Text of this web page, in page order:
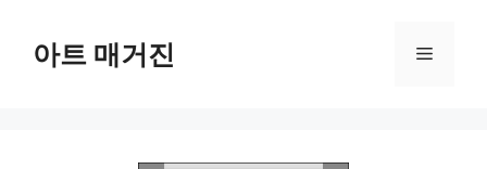
아트 매거진 메